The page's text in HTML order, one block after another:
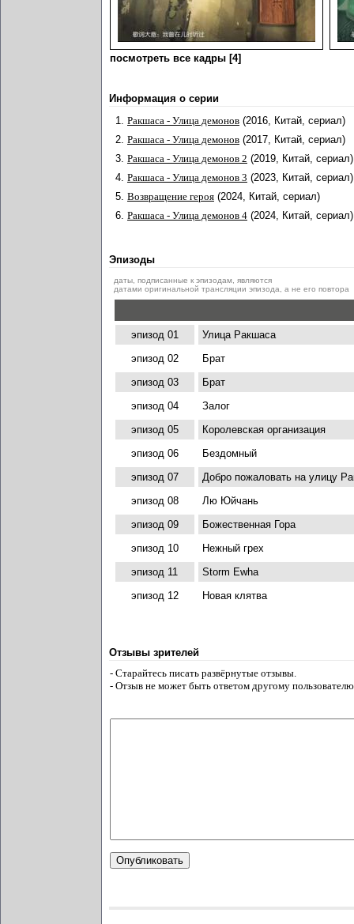
посмотреть все кадры [4]
Информация о серии
1. Ракшаса - Улица демонов (2016, Китай, сериал)
2. Ракшаса - Улица демонов (2017, Китай, сериал)
3. Ракшаса - Улица демонов 2 (2019, Китай, сериал)
4. Ракшаса - Улица демонов 3 (2023, Китай, сериал)
5. Возвращение героя (2024, Китай, сериал)
6. Ракшаса - Улица демонов 4 (2024, Китай, сериал)
Эпизоды
даты, подписанные к эпизодам, являются
датами оригинальной трансляции эпизода, а не его повтора
эпизод 01
Улица Ракшаса
эпизод 02
Брат
эпизод 03
Брат
эпизод 04
Залог
эпизод 05
Королевская организация
эпизод 06
Бездомный
эпизод 07
Добро пожаловать на улицу
эпизод 08
Лю Юйчань
эпизод 09
Божественная Гора
эпизод 10
Нежный грех
эпизод 11
Storm Ewha
эпизод 12
Новая клятва
Отзывы зрителей
- Старайтесь писать развёрнутые отзывы.
- Отзыв не может быть ответом другому